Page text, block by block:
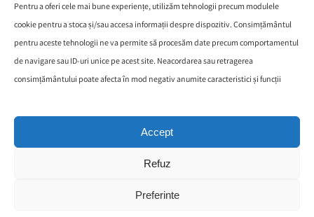
Pentru a oferi cele mai bune experiențe, utilizăm tehnologii precum modulele
cookie pentru a stoca și/sau accesa informații despre dispozitiv. Consimțământul
pentru aceste tehnologii ne va permite să procesăm date precum comportamentul
de navigare sau ID-uri unice pe acest site. Neacordarea sau retragerea
consimțământului poate afecta în mod negativ anumite caracteristici și funcții
Accept
Refuz
Preferinte
Documente necesare selecție grup țintă Proiect ”VENUS –
ÎMPREUNĂ PENTRU O VIAȚĂ ÎN SIGURANȚĂ
Întrebări/Răspunsuri
Comisia paritara
© Copyright 2019 DGASPC OLT. All Rights Reserved.